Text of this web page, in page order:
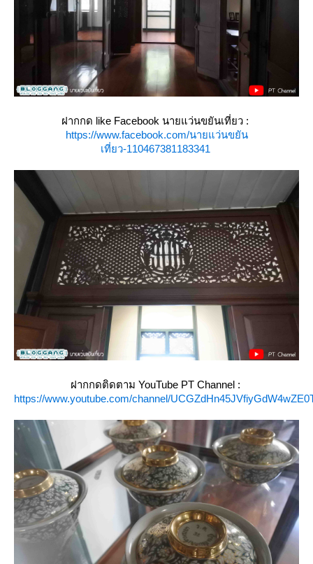
ฝากกด like Facebook นายแว่นขยันเที่ยว :
https://www.facebook.com/นายแว่นขยัน
เที่ยว-110467381183341
ฝากกดติดตาม YouTube PT Channel :
https://www.youtube.com/channel/